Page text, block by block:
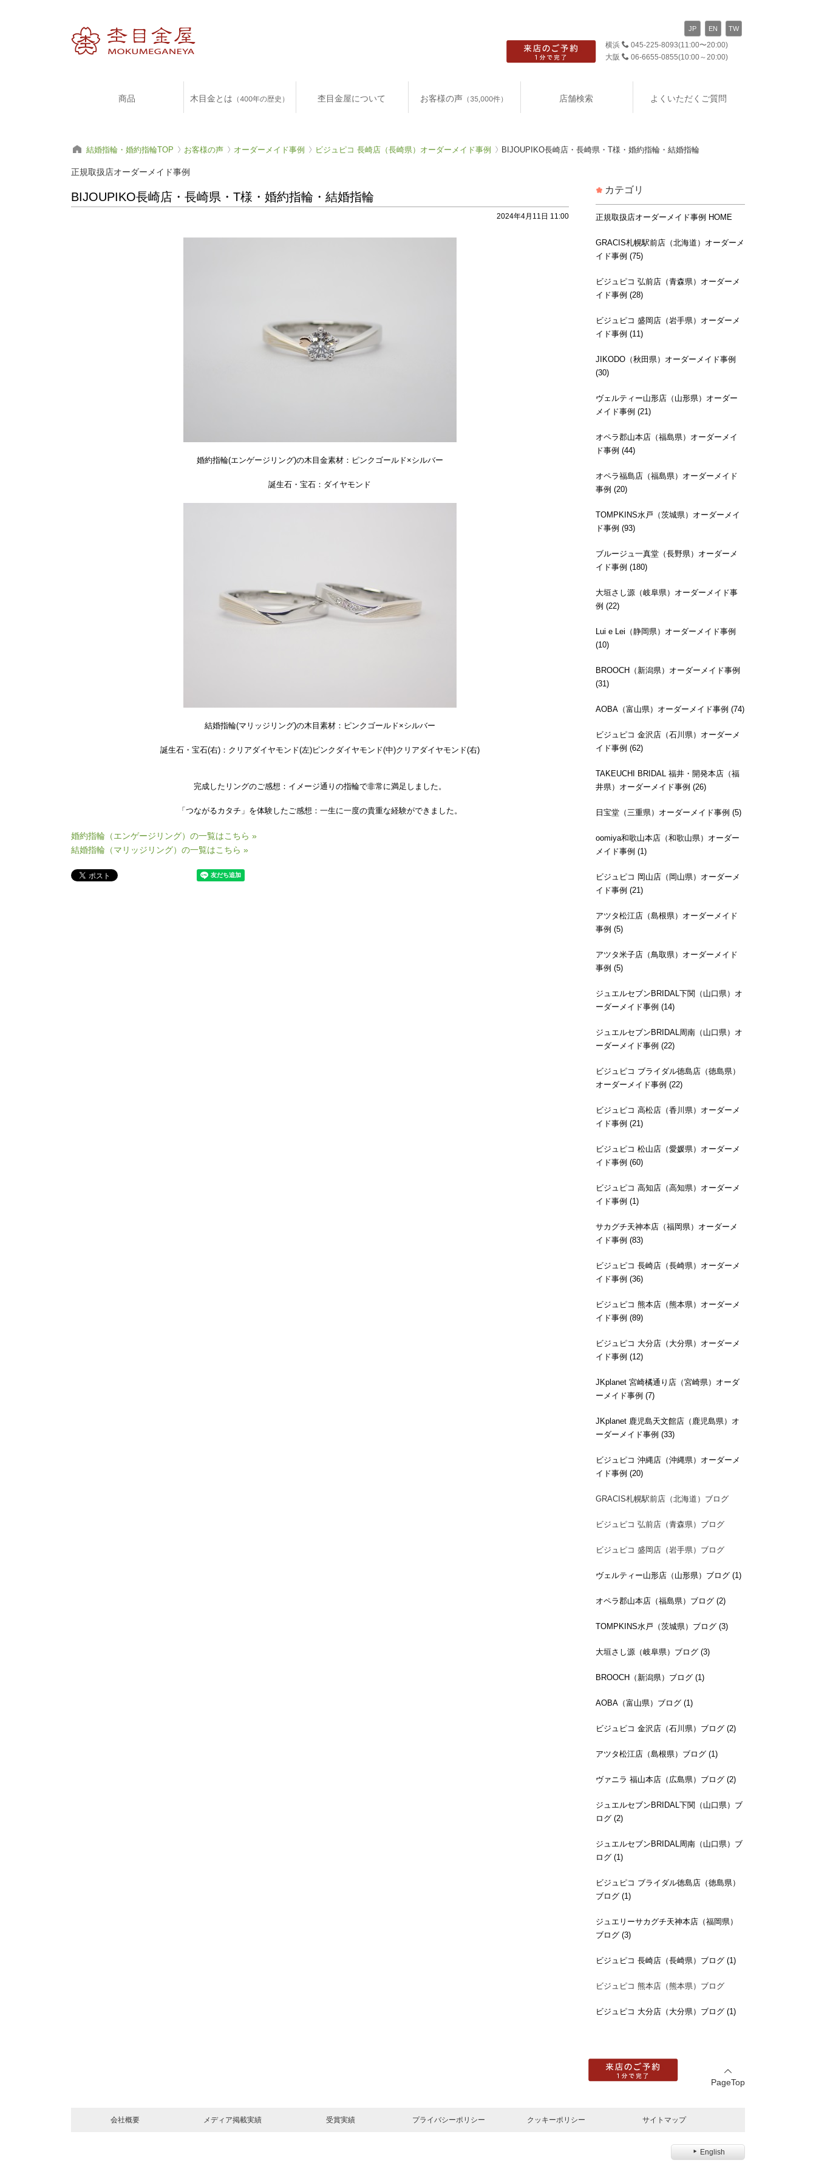
横浜 045-225-8093(11:00〜20:00)
大阪
06-6655-0855(10:00～20:00)
JP EN TW
商品 木目金とは （400年の歴史） 杢目金屋について お客様の声 （35,000件） 店舗検索 よくいただくご質問
結婚指輪・婚約指輪TOP お客様の声 オーダーメイド事例 ビジュピコ 長崎店（長崎県）オーダーメイド事例 BIJOUPIKO長崎店・長崎県・T様・婚約指輪・結婚指輪
正規取扱店オーダーメイド事例
BIJOUPIKO長崎店・長崎県・T様・婚約指輪・結婚指輪
2024年4月11日 11:00
婚約指輪(エンゲージリング)の木目金素材：ピンクゴールド×シルバー
誕生石・宝石：ダイヤモンド
結婚指輪(マリッジリング)の木目素材：ピンクゴールド×シルバー
誕生石・宝石(右)：クリアダイヤモンド(左)ピンクダイヤモンド(中)クリアダイヤモンド(右)
完成したリングのご感想：イメージ通りの指輪で非常に満足しました。
「つながるカタチ」を体験したご感想：一生に一度の貴重な経験ができました。
婚約指輪（エンゲージリング）の一覧はこちら »
結婚指輪（マリッジリング）の一覧はこちら »
カテゴリ
正規取扱店オーダーメイド事例 HOME
GRACIS札幌駅前店（北海道）オーダーメ
イド事例 (75)
ビジュピコ 弘前店（青森県）オーダーメ
イド事例 (28)
ビジュピコ 盛岡店（岩手県）オーダーメ
イド事例 (11)
JIKODO（秋田県）オーダーメイド事例
(30)
ヴェルティー山形店（山形県）オーダー
メイド事例 (21)
オペラ郡山本店（福島県）オーダーメイ
ド事例 (44)
オペラ福島店（福島県）オーダーメイド
事例 (20)
TOMPKINS水戸（茨城県）オーダーメイ
ド事例 (93)
ブルージュ一真堂（長野県）オーダーメ
イド事例 (180)
大垣さし源（岐阜県）オーダーメイド事
例 (22)
Lui e Lei（静岡県）オーダーメイド事例
(10)
BROOCH（新潟県）オーダーメイド事例
(31)
AOBA（富山県）オーダーメイド事例 (74)
ビジュピコ 金沢店（石川県）オーダーメ
イド事例 (62)
TAKEUCHI BRIDAL 福井・開発本店（福
井県）オーダーメイド事例 (26)
日宝堂（三重県）オーダーメイド事例 (5)
oomiya和歌山本店（和歌山県）オーダー
メイド事例 (1)
ビジュピコ 岡山店（岡山県）オーダーメ
イド事例 (21)
アツタ松江店（島根県）オーダーメイド
事例 (5)
アツタ米子店（鳥取県）オーダーメイド
事例 (5)
ジュエルセブンBRIDAL下関（山口県）オ
ーダーメイド事例 (14)
ジュエルセブンBRIDAL周南（山口県）オ
ーダーメイド事例 (22)
ビジュピコ ブライダル徳島店（徳島県）
オーダーメイド事例 (22)
ビジュピコ 高松店（香川県）オーダーメ
イド事例 (21)
ビジュピコ 松山店（愛媛県）オーダーメ
イド事例 (60)
ビジュピコ 高知店（高知県）オーダーメ
イド事例 (1)
サカグチ天神本店（福岡県）オーダーメ
イド事例 (83)
ビジュピコ 長崎店（長崎県）オーダーメ
イド事例 (36)
ビジュピコ 熊本店（熊本県）オーダーメ
イド事例 (89)
ビジュピコ 大分店（大分県）オーダーメ
イド事例 (12)
JKplanet 宮崎橘通り店（宮崎県）オーダ
ーメイド事例 (7)
JKplanet 鹿児島天文館店（鹿児島県）オ
ーダーメイド事例 (33)
ビジュピコ 沖縄店（沖縄県）オーダーメ
イド事例 (20)
GRACIS札幌駅前店（北海道）ブログ
ビジュピコ 弘前店（青森県）ブログ
ビジュピコ 盛岡店（岩手県）ブログ
ヴェルティー山形店（山形県）ブログ (1)
オペラ郡山本店（福島県）ブログ (2)
TOMPKINS水戸（茨城県）ブログ (3)
大垣さし源（岐阜県）ブログ (3)
BROOCH（新潟県）ブログ (1)
AOBA（富山県）ブログ (1)
ビジュピコ 金沢店（石川県）ブログ (2)
アツタ松江店（島根県）ブログ (1)
ヴァニラ 福山本店（広島県）ブログ (2)
ジュエルセブンBRIDAL下関（山口県）ブ
ログ (2)
ジュエルセブンBRIDAL周南（山口県）ブ
ログ (1)
ビジュピコ ブライダル徳島店（徳島県）
ブログ (1)
ジュエリーサカグチ天神本店（福岡県）
ブログ (3)
ビジュピコ 長崎店（長崎県）ブログ (1)
ビジュピコ 熊本店（熊本県）ブログ
ビジュピコ 大分店（大分県）ブログ (1)
PageTop
会社概要 メディア掲載実績 受賞実績 プライバシーポリシー クッキーポリシー サイトマップ
English